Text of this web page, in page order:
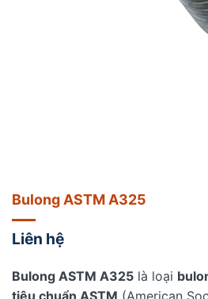
Bulong ASTM A325
Liên hệ
Bulong ASTM A325 là loại
tiêu chuẩn ASTM (American